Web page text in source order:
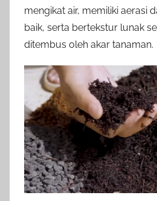
mengikat air, memiliki aerasi
baik, serta bertekstur lunak
ditembus oleh akar tanaman.